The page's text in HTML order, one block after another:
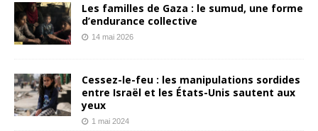
Les familles de Gaza : le sumud, une forme
d’endurance collective
14 mai 2026
Cessez-le-feu : les manipulations sordides
entre Israël et les États-Unis sautent aux
yeux
1 mai 2024